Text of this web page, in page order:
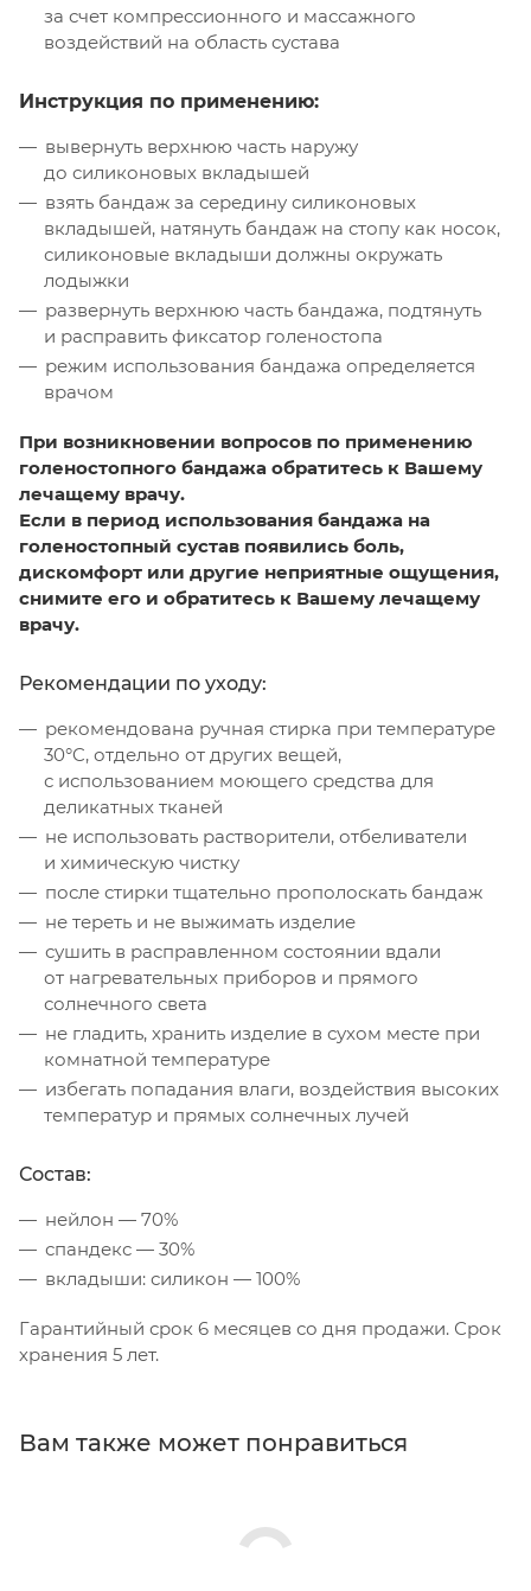
за счет компрессионного и массажного
воздействий на область сустава
Инструкция по применению:
вывернуть верхнюю часть наружу
до силиконовых вкладышей
взять бандаж за середину силиконовых
вкладышей, натянуть бандаж на стопу как носок,
силиконовые вкладыши должны окружать
лодыжки
развернуть верхнюю часть бандажа, подтянуть
и расправить фиксатор голеностопа
режим использования бандажа определяется
врачом
При возникновении вопросов по применению
голеностопного бандажа обратитесь к Вашему
лечащему врачу.
Если в период использования бандажа на
голеностопный сустав появились боль,
дискомфорт или другие неприятные ощущения,
снимите его и обратитесь к Вашему лечащему
врачу.
Рекомендации по уходу:
рекомендована ручная стирка при температуре
30°C, отдельно от других вещей,
с использованием моющего средства для
деликатных тканей
не использовать растворители, отбеливатели
и химическую чистку
после стирки тщательно прополоскать бандаж
не тереть и не выжимать изделие
сушить в расправленном состоянии вдали
от нагревательных приборов и прямого
солнечного света
не гладить, хранить изделие в сухом месте при
комнатной температуре
избегать попадания влаги, воздействия высоких
температур и прямых солнечных лучей
Состав:
нейлон — 70%
спандекс — 30%
вкладыши: силикон — 100%
Гарантийный срок 6 месяцев со дня продажи. Срок
хранения 5 лет.
Вам также может понравиться